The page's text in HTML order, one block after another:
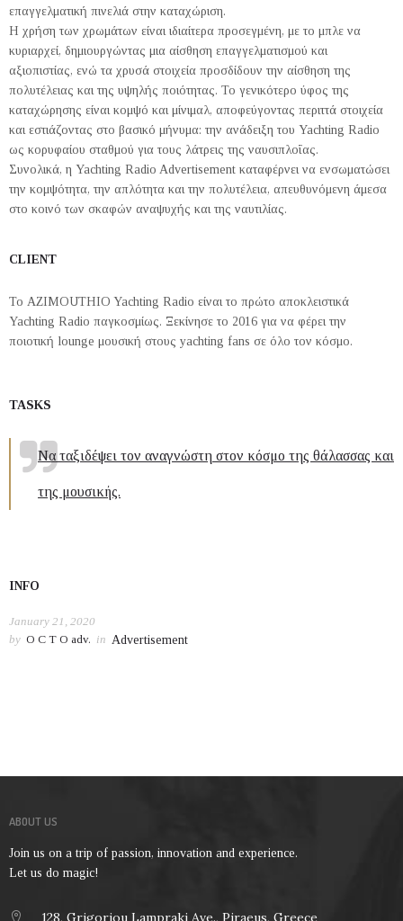
επαγγελματική πινελιά στην καταχώριση.
Η χρήση των χρωμάτων είναι ιδιαίτερα προσεγμένη, με το μπλε να
κυριαρχεί, δημιουργώντας μια αίσθηση επαγγελματισμού και
αξιοπιστίας, ενώ τα χρυσά στοιχεία προσδίδουν την αίσθηση της
πολυτέλειας και της υψηλής ποιότητας. Το γενικότερο ύφος της
καταχώρησης είναι κομψό και μίνιμαλ, αποφεύγοντας περιττά στοιχεία
και εστιάζοντας στο βασικό μήνυμα: την ανάδειξη του Yachting Radio
ως κορυφαίου σταθμού για τους λάτρεις της ναυσιπλοΐας.
Συνολικά, η Yachting Radio Advertisement καταφέρνει να ενσωματώσει
την κομψότητα, την απλότητα και την πολυτέλεια, απευθυνόμενη άμεσα
στο κοινό των σκαφών αναψυχής και της ναυτιλίας.
CLIENT
Το AZIMOUTHIO Yachting Radio είναι το πρώτο αποκλειστικά
Yachting Radio παγκοσμίως. Ξεκίνησε το 2016 για να φέρει την
ποιοτική lounge μουσική στους yachting fans σε όλο τον κόσμο.
TASKS
Να ταξιδέψει τον αναγνώστη στον κόσμο της θάλασσας και
της μουσικής.
INFO
January 21, 2020
by O C T O adv. in Advertisement
ABOUT US
Join us on a trip of passion, innovation and experience.
Let us do magic!
128, Grigoriou Lampraki Ave., Piraeus, Greece